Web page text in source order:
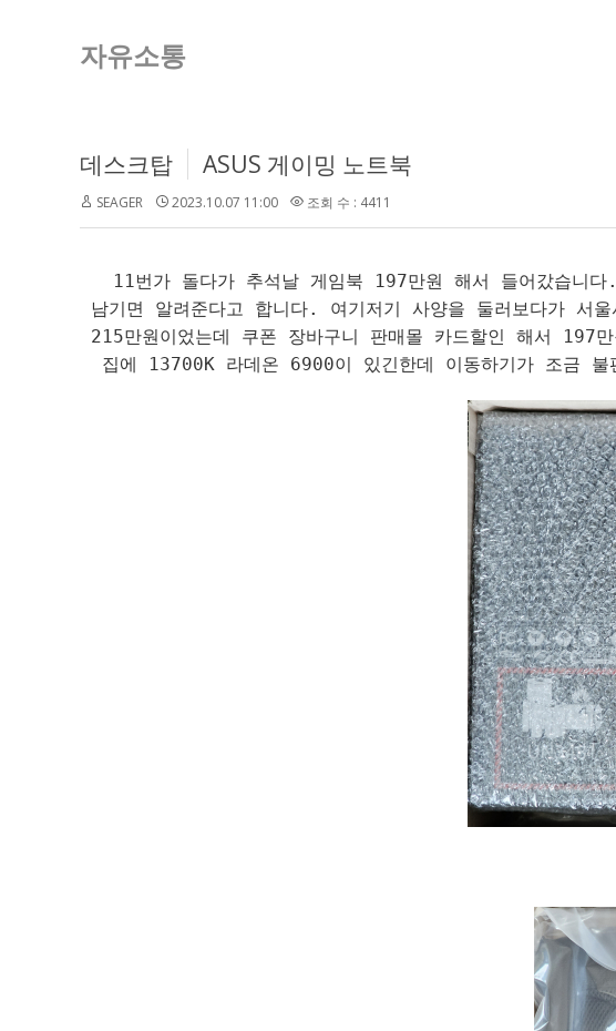
자유소통
데스크탑 ASUS 게이밍 노트북
SEAGER 2023.10.07 11:00 조회 수 : 4411
11번가 돌다가 추석날 게임북 197만원 해서 들어갔습니
남기면 알려준다고 합니다. 여기저기 사양을 둘러보다가 서
215만원이었는데 쿠폰 장바구니 판매몰 카드할인 해서 197
집에 13700K 라데온 6900이 있긴한데 이동하기가 조금 불